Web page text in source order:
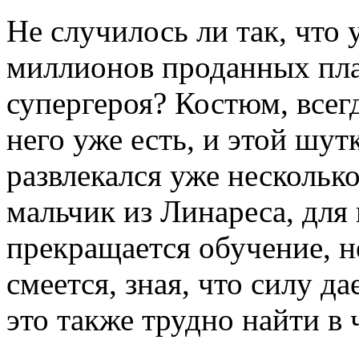
Не случилось ли так, что
миллионов проданных
супергероя? Костюм,
него уже есть, и этой
развлекался уже
мальчик из Линареса, для
прекращается обучение,
смеется, зная, что силу
это также трудно найти